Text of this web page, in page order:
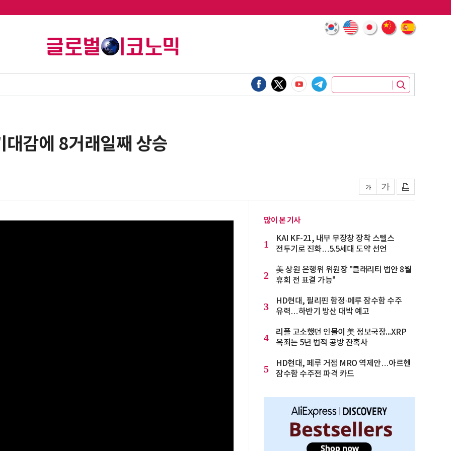
감에 8거래일째 상승
많이 본 기사
1
KAI KF-21, 내부 무장창 장착 스텔스
전투기로 진화…5.5세대 도약 선언
2
美 상원 은행위 위원장 "클래리티 법안 8월
휴회 전 표결 가능"
3
HD현대, 필리핀 함정·페루 잠수함 수주
유력…하반기 방산 대박 예고
4
리플 고소했던 인물이 美 정보국장...XRP
옥죄는 5년 법적 공방 잔혹사
5
HD현대, 페루 거점 MRO 역제안…아르헨
잠수함 수주전 파격 카드